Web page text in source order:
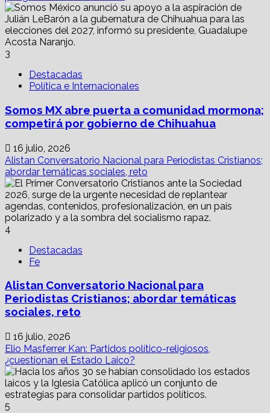
3
Destacadas
Política e Internacionales
Somos MX abre puerta a comunidad mormona;
competirá por gobierno de Chihuahua
16 julio, 2026
Alistan Conversatorio Nacional para Periodistas Cristianos;
abordar temáticas sociales, reto
4
Destacadas
Fe
Alistan Conversatorio Nacional para
Periodistas Cristianos; abordar temáticas
sociales, reto
16 julio, 2026
Elio Masferrer Kan: Partidos político-religiosos,
¿cuestionan el Estado Laico?
5